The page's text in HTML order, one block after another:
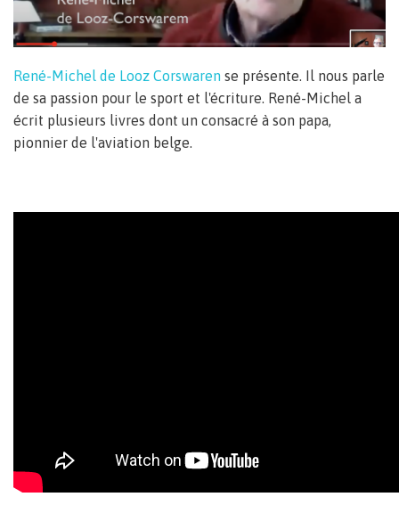
René-Michel de Looz Corswaren se présente. Il nous parle
de sa passion pour le sport et l'écriture. René-Michel a
écrit plusieurs livres dont un consacré à son papa,
pionnier de l'aviation belge.